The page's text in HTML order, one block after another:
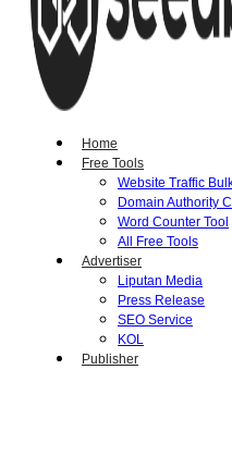
Home
Free Tools
Website Traffic
Domain Authority
Word Counter Tool
All Free Tools
Advertiser
Liputan Media
Press Release
SEO Service
KOL
Publisher